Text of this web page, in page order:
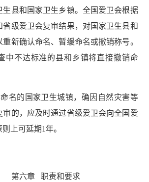
县和国家卫生乡镇。全国爱卫会根据
省级爱卫会复审结果，对国家卫生县和
新确认命名、暂缓命名或撤销称号。
中不达标准的县和乡镇将直接撤销命
的国家卫生城镇，确因自然灾害等
审的，应及时通过省级爱卫会向全国爱
上可延期1年。
第六章 职责和要求